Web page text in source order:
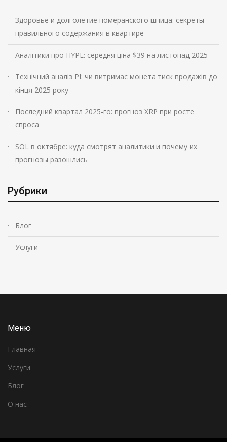
Здоровье и долголетие померанского шпица: секреты
правильного содержания в квартире
Аналітики про HYPE: середня ціна $39 на листопад 2025
Технічний аналіз PI: чи витримає монета тиск продажів до
кінця 2025 року
Последний квартал 2025-го: прогноз XRP при росте
спроса
SOL в октябре: куда смотрят аналитики и почему их
прогнозы разошлись
Рубрики
Блог
Услуги
Меню
Главная
Услуги
Блог
О нас